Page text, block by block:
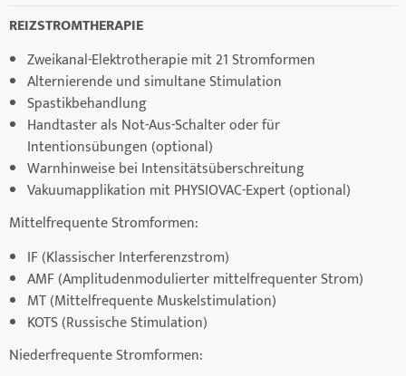
REIZSTROMTHERAPIE
Zweikanal-Elektrotherapie mit 21 Stromformen
Alternierende und simultane Stimulation
Spastikbehandlung
Handtaster als Not-Aus-Schalter oder für
Intentionsübungen (optional)
Warnhinweise bei Intensitätsüberschreitung
Vakuumapplikation mit PHYSIOVAC-Expert (optional)
Mittelfrequente Stromformen:
IF (Klassischer Interferenzstrom)
AMF (Amplitudenmodulierter mittelfrequenter Strom)
MT (Mittelfrequente Muskelstimulation)
KOTS (Russische Stimulation)
Niederfrequente Stromformen: